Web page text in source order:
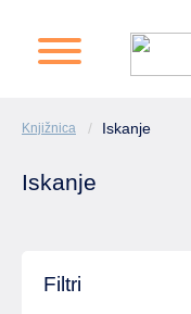
Knjižnica Iskanje
Iskanje
Filtri